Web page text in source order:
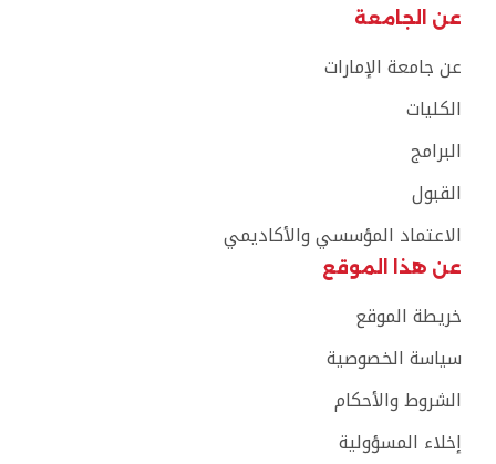
عن الجامعة
عن جامعة الإمارات
الكليات
البرامج
القبول
الاعتماد المؤسسي والأكاديمي
عن هذا الموقع
خريطة الموقع
سياسة الخصوصية
الشروط والأحكام
إخلاء المسؤولية